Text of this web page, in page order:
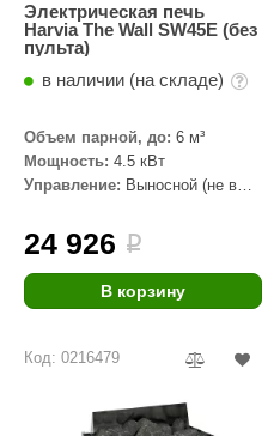
Электрическая печь
Harvia The Wall SW45E (без
пульта)
в наличии (на складе)
Объем парной, до: 6 м³
Мощность: 4.5 кВт
Управление: Выносной (не в
24 926 i
В корзину
Код: 0216479